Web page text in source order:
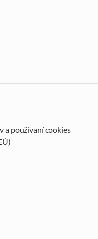
a používaní cookies